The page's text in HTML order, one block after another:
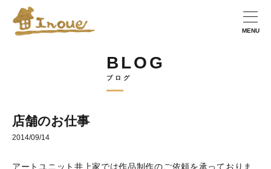
BLOG
ブログ
店舗のお仕事
2014/09/14
アートユニット井上家では作品制作のご依頼を承っておりま